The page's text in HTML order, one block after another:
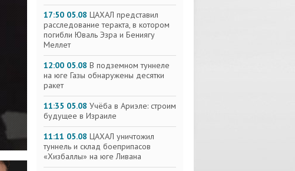
17:50 05.08 ЦАХАЛ представил
расследование теракта, в котором
погибли Юваль Эзра и Бениягу
Меллет
12:00 05.08 В подземном туннеле
на юге Газы обнаружены десятки
ракет
11:35 05.08 Учёба в Ариэле: строим
будущее в Израиле
11:11 05.08 ЦАХАЛ уничтожил
туннель и склад боеприпасов
«Хизбаллы» на юге Ливана